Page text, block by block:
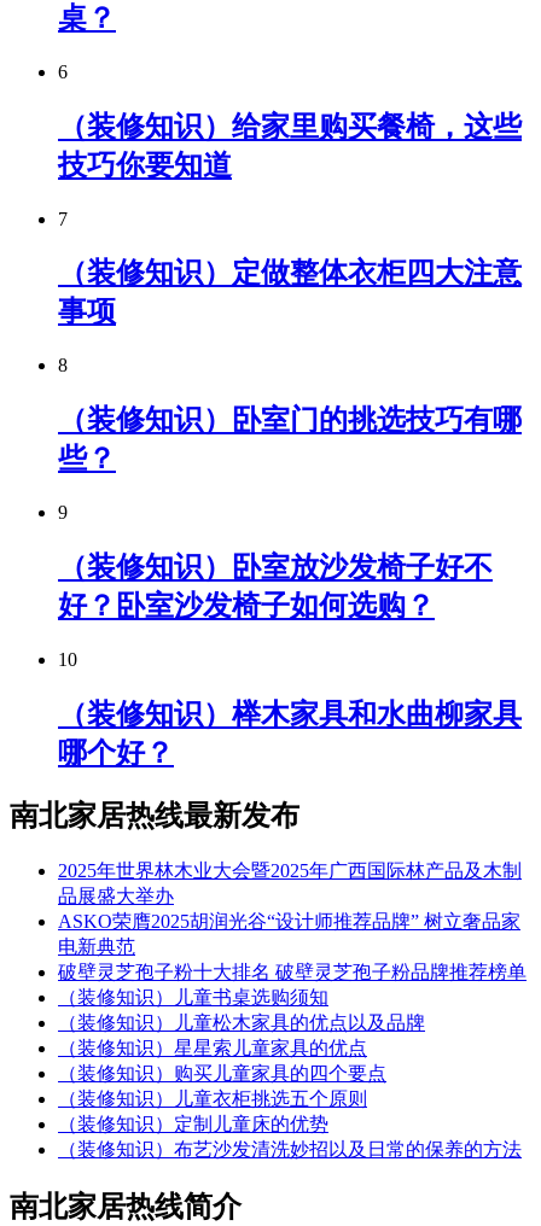
桌？
6
（装修知识）给家里购买餐椅，这些
技巧你要知道
7
（装修知识）定做整体衣柜四大注意
事项
8
（装修知识）卧室门的挑选技巧有哪
些？
9
（装修知识）卧室放沙发椅子好不
好？卧室沙发椅子如何选购？
10
（装修知识）榉木家具和水曲柳家具
哪个好？
南北家居热线最新发布
2025年世界林木业大会暨2025年广西国际林产品及木制
品展盛大举办
ASKO荣膺2025胡润光谷“设计师推荐品牌” 树立奢品家
电新典范
破壁灵芝孢子粉十大排名 破壁灵芝孢子粉品牌推荐榜单
（装修知识）儿童书桌选购须知
（装修知识）儿童松木家具的优点以及品牌
（装修知识）星星索儿童家具的优点
（装修知识）购买儿童家具的四个要点
（装修知识）儿童衣柜挑选五个原则
（装修知识）定制儿童床的优势
（装修知识）布艺沙发清洗妙招以及日常的保养的方法
南北家居热线简介